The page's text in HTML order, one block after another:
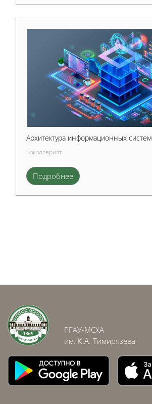
Архитектура информационных систем
Бакалавриат
Подробнее
Блоки
РГАУ-МСХА
им. К.А. Тимирязева